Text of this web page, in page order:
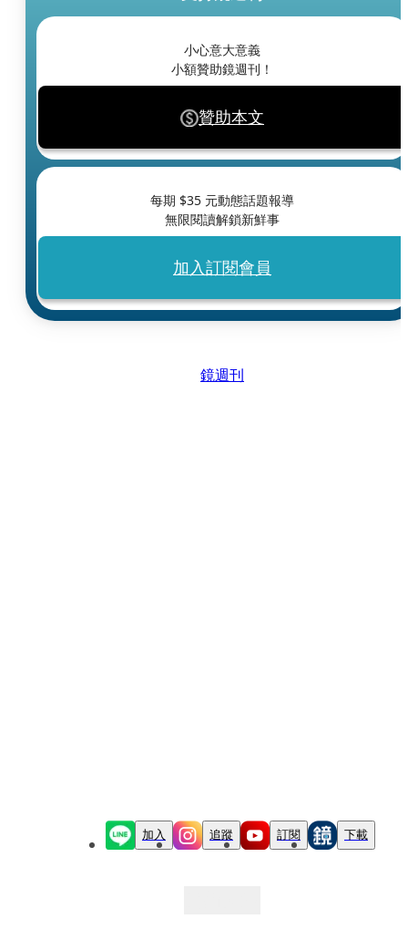
小心意大意義
小額贊助鏡週刊！
贊助本文
每期 $35 元動態話題報導
無限閱讀解鎖新鮮事
加入訂閱會員
鏡週刊
加入 追蹤 訂閱 下載